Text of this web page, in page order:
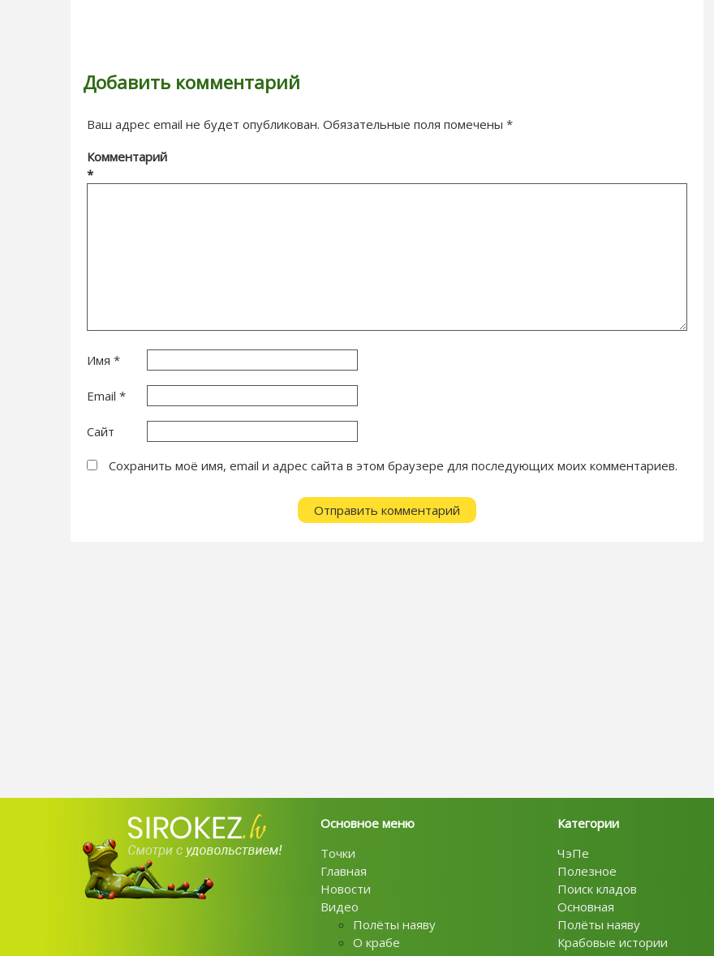
Добавить комментарий
Ваш адрес email не будет опубликован. Обязательные поля помечены *
Комментарий
*
Имя *
Email *
Сайт
Сохранить моё имя, email и адрес сайта в этом браузере для последующих моих комментариев.
Основное меню
Точки
Главная
Новости
Видео
Полёты наяву
О крабе
Категории
ЧэПе
Полезное
Поиск кладов
Основная
Полёты наяву
Крабовые истории